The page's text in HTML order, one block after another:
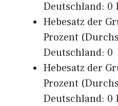
Deutschland: 0
Hebesatz der
Prozent
Deutschland: 0
Hebesatz der
Prozent
Deutschland: 0